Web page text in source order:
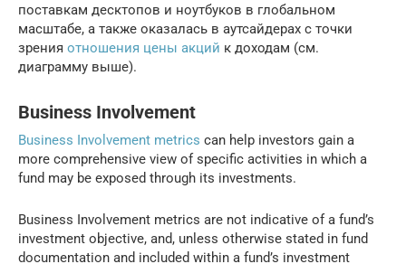
поставкам десктопов и ноутбуков в глобальном
масштабе, а также оказалась в аутсайдерах с точки
зрения отношения цены акций к доходам (см.
диаграмму выше).
Business Involvement
Business Involvement metrics can help investors gain a
more comprehensive view of specific activities in which a
fund may be exposed through its investments.
Business Involvement metrics are not indicative of a fund’s
investment objective, and, unless otherwise stated in fund
documentation and included within a fund’s investment